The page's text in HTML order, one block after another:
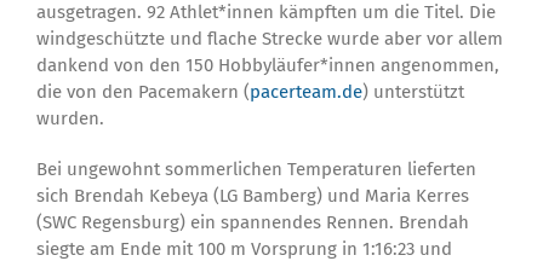
ausgetragen. 92 Athlet*innen kämpften um die Titel. Die
windgeschützte und flache Strecke wurde aber vor allem
dankend von den 150 Hobbyläufer*innen angenommen,
die von den Pacemakern (pacerteam.de) unterstützt
wurden.
Bei ungewohnt sommerlichen Temperaturen lieferten
sich Brendah Kebeya (LG Bamberg) und Maria Kerres
(SWC Regensburg) ein spannendes Rennen. Brendah
siegte am Ende mit 100 m Vorsprung in 1:16:23 und